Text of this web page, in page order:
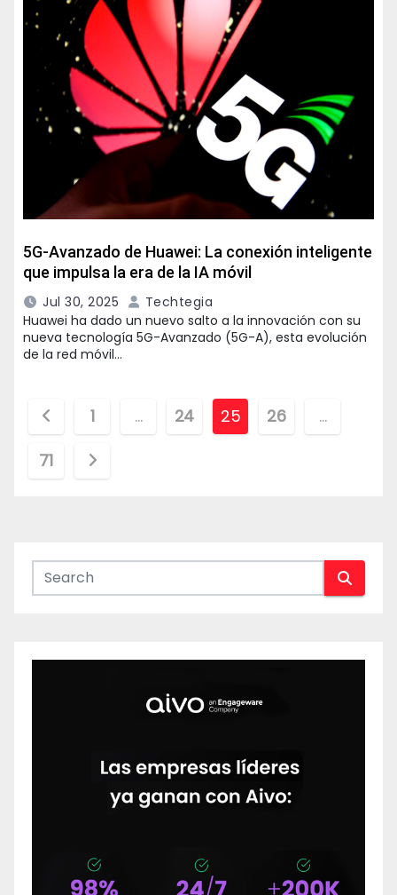
5G-Avanzado de Huawei: La conexión inteligente
que impulsa la era de la IA móvil
Jul 30, 2025
Techtegia
Huawei ha dado un nuevo salto a la innovación con su
nueva tecnología 5G-Avanzado (5G-A), esta evolución
de la red móvil…
Paginación
de
entradas
1 … 24 25 26
…
71